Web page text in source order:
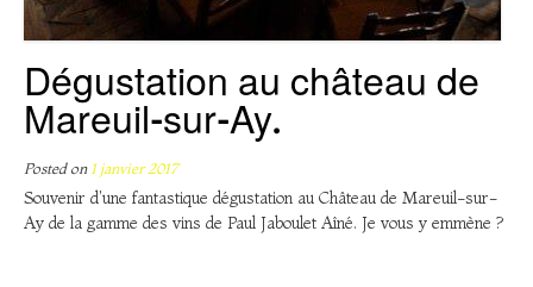
Dégustation au château de
Mareuil-sur-Ay.
Posted on 1 janvier 2017
Souvenir d'une fantastique dégustation au Château de Mareuil-sur-
Ay de la gamme des vins de Paul Jaboulet Aîné. Je vous y emmène ?